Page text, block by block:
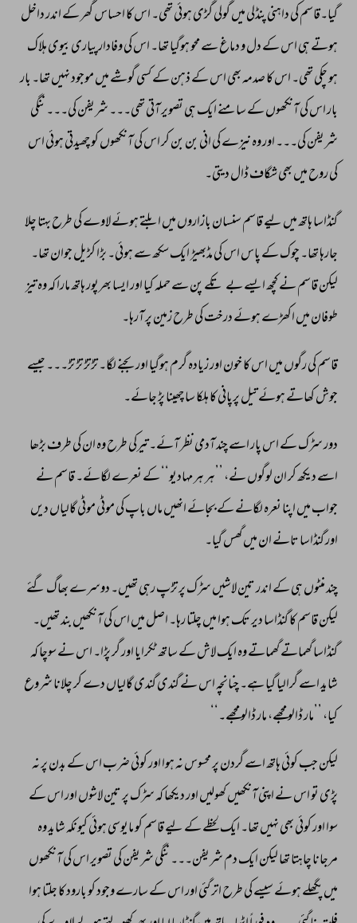
گیا۔قاسم کی داہنی پنڈلی میں گولی گڑی ہوئی تھی۔ اس کا احساس گھر کے اندر داخل
ہوتے ہی اس کے دل و دماغ سے محو ہوگیا تھا۔ اس کی وفادار پیاری بیوی ہلاک
ہو چکی تھی۔ اس کا صدمہ بھی اس کے ذہن کے کسی گوشے میں موجود نہیں تھا۔ بار
بار اس کی آنکھوں کے سامنے ایک ہی تصویر آتی تھی۔۔۔ شریفن کی۔۔۔ ننگی
شریفن کی۔۔۔ اور وہ نیزے کی انی بن بن کر اس کی آنکھوں کو چھیدتی ہوئی اس
کی روح میں بھی شگاف ڈال دیتی۔
گنڈاسا ہاتھ میں لیے قاسم سنسان بازاروں میں ابلتے ہوئے لاوے کی طرح بہتا چلا
جارہا تھا۔ چوک کے پاس اس کی مڈبھیڑ ایک سکھ سے ہوئی۔ بڑا کڑیل جوان تھا۔
لیکن قاسم نے کچھ ایسے بے تکے پن سے حملہ کیا اور ایسا بھرپور ہاتھ مارا کہ وہ تیز
طوفان میں اکھڑے ہوئے درخت کی طرح زمین پر آرہا۔
قاسم کی رگوں میں اس کا خون اور زیادہ گرم ہوگیا اور بجنے لگا۔ تڑتڑ تڑ تڑ۔۔۔ جیسے
جوش کھاتے ہوئے تیل پرپانی کا ہلکا سا چھینا پڑ جائے۔
دور سڑک کے اس پار اسے چند آدمی نظر آئے۔ تیرکی طرح وہ ان کی طرف بڑھا
اسے دیکھ کر ان لوگوں نے، ’’ہر ہر مہادیو‘‘ کے نعرے لگائے۔ قاسم نے
جواب میں اپنا نعرہ لگانے کے بجائے انھیں ماں باپ کی موٹی موٹی گالیاں دیں
اور گنڈاسا تانے ان میں گھس گیا۔
چند منٹوں ہی کے اندر تین لاشیں سڑک پر تڑپ رہی تھیں۔ دوسرے بھاگ گئے
لیکن قاسم کا گنڈاسا دیر تک ہوا میں چلتا رہا۔ اصل میں اس کی آنکھیں بند تھیں۔
گنڈاسا گھماتے گھماتے وہ ایک لاش کے ساتھ ٹکرایا اور گر پڑا۔ اس نے سوچا کہ
شاید اسے گرالیا گیا ہے۔ چنانچہ اس نے گندی گندی گالیاں دے کر چلانا شروع
کیا، ’’مار ڈالو مجھے، مار ڈالو مجھے۔‘‘
لیکن جب کوئی ہاتھ اسے گردن پر محسوس نہ ہوا اور کوئی ضرب اس کے بدن پر نہ
پڑی تو اس نے اپنی آنکھیں کھولیں اور دیکھا کہ سڑک پر تین لاشوں اور اس کے
سوا اور کوئی بھی نہیں تھا۔ ایک لحظے کے لیے قاسم کو مایوسی ہوئی کیونکہ شاید وہ
مرجانا چاہتا تھا لیکن ایک دم شریفن۔۔۔ ننگی شریفن کی تصویر اس کی آنکھوں
میں پگھلے ہوئے سیسے کی طرح اتر گئی اور اس کے سارے وجود کو بارود کا جلتا ہوا